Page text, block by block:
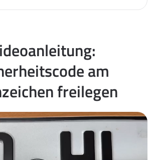
am
freilegen